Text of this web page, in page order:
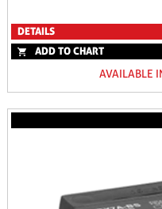
DETAILS
ADD TO CHART
AVAILABLE